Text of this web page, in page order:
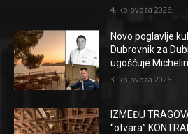
4. kolovoza 2026.
Novo poglavlje
Dubrovnik za
ugošćuje
3. kolovoza 2026.
IZMEĐU
“otvara”